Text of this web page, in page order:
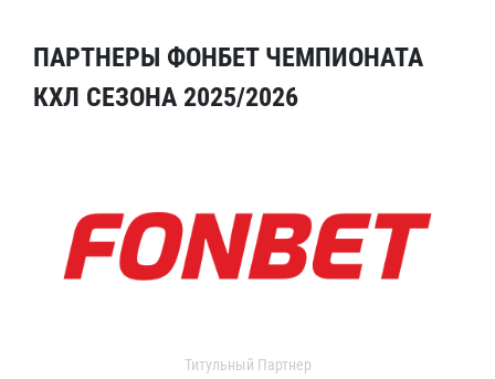
ПАРТНЕРЫ ФОНБЕТ ЧЕМПИОНАТА
КХЛ СЕЗОНА 2025/2026
Титульный Партнер